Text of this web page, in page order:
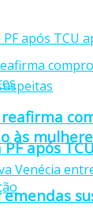
após
às